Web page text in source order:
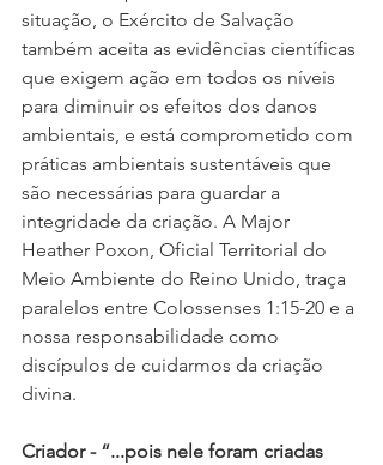
situação, o Exército de Salvação
também aceita as evidências científicas
que exigem ação em todos os níveis
para diminuir os efeitos dos danos
ambientais, e está comprometido com
práticas ambientais sustentáveis que
são necessárias para guardar a
integridade da criação. A Major
Heather Poxon, Oficial Territorial do
Meio Ambiente do Reino Unido, traça
paralelos entre Colossenses 1:15-20 e a
nossa responsabilidade como
discípulos de cuidarmos da criação
divina.
Criador - “...pois nele foram criadas